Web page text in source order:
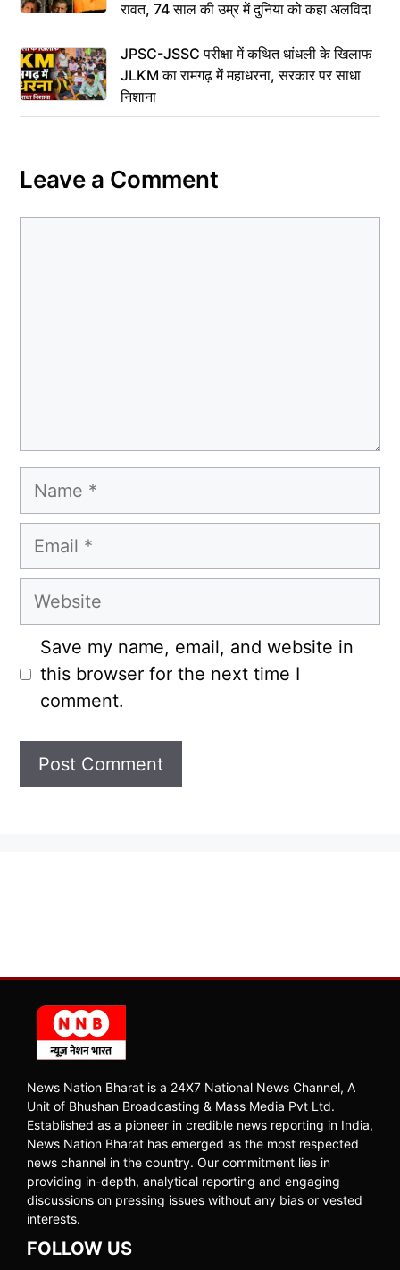
रावत, 74 साल की उम्र में दुनिया को कहा अलविदा
JPSC-JSSC परीक्षा में कथित धांधली के खिलाफ
JLKM का रामगढ़ में महाधरना, सरकार पर साधा
निशाना
Leave a Comment
Name
Email
Website
Save my name, email, and website in
this browser for the next time I
comment.
News Nation Bharat is a 24X7 National News Channel, A
Unit of Bhushan Broadcasting & Mass Media Pvt Ltd.
Established as a pioneer in credible news reporting in India,
News Nation Bharat has emerged as the most respected
news channel in the country. Our commitment lies in
providing in-depth, analytical reporting and engaging
discussions on pressing issues without any bias or vested
interests.
FOLLOW US